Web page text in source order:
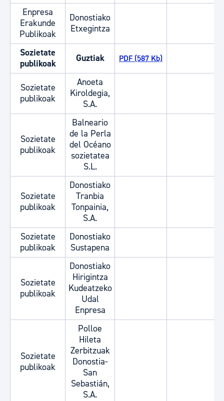
Enpresa
Erakunde
Publikoak
Donostiako
Etxegintza
Sozietate
publikoak
Guztiak PDF (587 Kb)
Sozietate
publikoak
Anoeta
Kiroldegia,
S.A.
Sozietate
publikoak
Balneario
de la Perla
del Océano
sozietatea
S.L.
Sozietate
publikoak
Donostiako
Tranbia
Tonpainia,
S.A.
Sozietate
publikoak
Donostiako
Sustapena
Sozietate
publikoak
Donostiako
Hirigintza
Kudeatzeko
Udal
Enpresa
Sozietate
publikoak
Polloe
Hileta
Zerbitzuak
Donostia-
San
Sebastián,
S.A.